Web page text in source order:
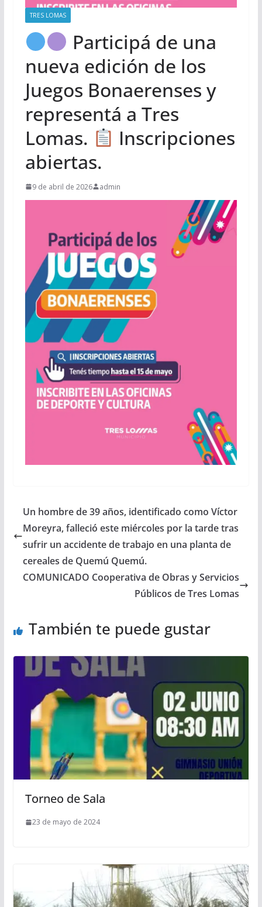
TRES LOMAS
Participá de una
nueva edición de los
Juegos Bonaerenses y
representá a Tres
Lomas.
Inscripciones
abiertas.
9 de abril de 2026 admin
Un hombre de 39 años, identificado como Víctor
Moreyra, falleció este miércoles por la tarde tras
sufrir un accidente de trabajo en una planta de
cereales de Quemú Quemú.
COMUNICADO Cooperativa de Obras y Servicios
Públicos de Tres Lomas
También te puede gustar
Torneo de Sala
23 de mayo de 2024